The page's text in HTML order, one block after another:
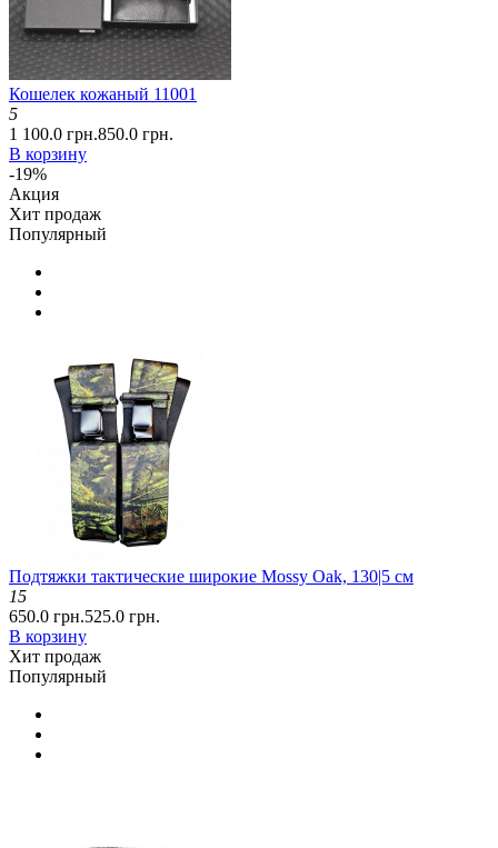
Кошелек кожаный 11001
5
1 100.0 грн.850.0 грн.
В корзину
-19%
Акция
Хит продаж
Популярный
Подтяжки тактические широкие Mossy Oak, 130|5 см
15
650.0 грн.525.0 грн.
В корзину
Хит продаж
Популярный